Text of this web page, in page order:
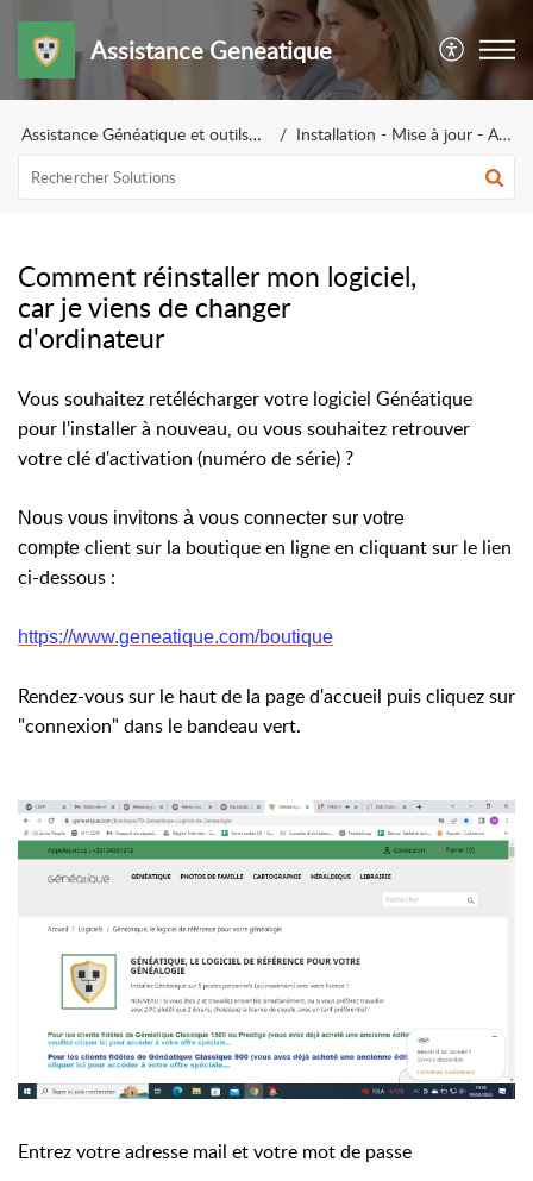
Assistance Geneatique
Assistance Généatique et outils pour la généalogie Installation - Mise à jour - Activation
Comment réinstaller mon logiciel,
car je viens de changer
d'ordinateur
Vous souhaitez retélécharger votre logiciel Généatique
pour l'installer à nouveau, ou vous souhaitez retrouver
votre clé d'activation (numéro de série) ?
Nous vous invitons à vous connecter sur votre
compte client sur la boutique en ligne en cliquant sur le lien
ci-dessous :
https://www.geneatique.com/boutique
Rendez-vous sur le haut de la page d'accueil puis cliquez sur
"connexion" dans le bandeau vert.
Entrez votre adresse mail et votre mot de passe